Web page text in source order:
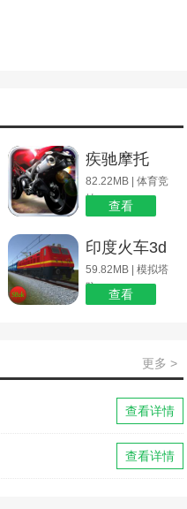
疾驰摩托
82.22MB | 体育竞
技
查看
印度火车3d
59.82MB | 模拟塔
防
查看
更多 >
查看详情
查看详情